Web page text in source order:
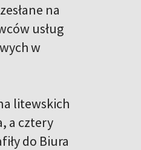
na
usług
w
litewskich
a cztery
do Biura